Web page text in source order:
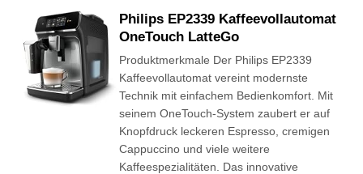
Philips EP2339 Kaffeevollautomat
OneTouch LatteGo
Produktmerkmale Der Philips EP2339
Kaffeevollautomat vereint modernste
Technik mit einfachem Bedienkomfort. Mit
seinem OneTouch-System zaubert er auf
Knopfdruck leckeren Espresso, cremigen
Cappuccino und viele weitere
Kaffeespezialitäten. Das innovative